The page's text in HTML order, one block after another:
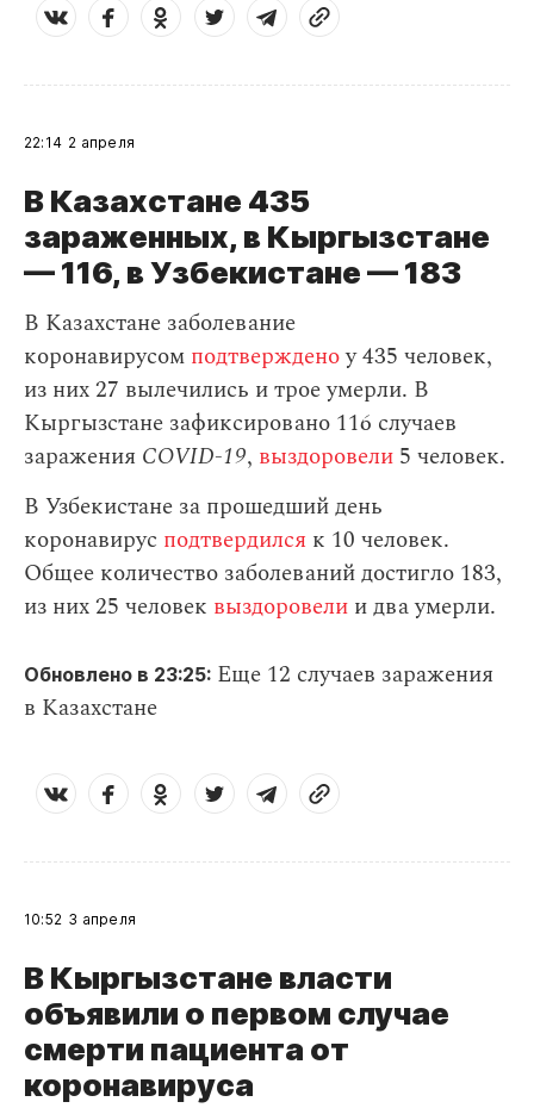
22:14 2 апреля
В Казахстане 435
зараженных, в Кыргызстане
— 116, в Узбекистане — 183
В Казахстане заболевание
коронавирусом подтвержденоу 435 человек,
из них 27 вылечились и трое умерли. В
Кыргызстане зафиксировано 116 случаев
заражения СOVID-19, выздоровели 5 человек.
В Узбекистане за прошедший день
коронавирус подтвердился к 10 человек.
Общее количество заболеваний достигло 183,
из них 25 человек выздоровели и два умерли.
Обновлено в 23:25: Еще 12 случаев заражения
в Казахстане
10:52 3 апреля
В Кыргызстане власти
объявили о первом случае
смерти пациента от
коронавируса